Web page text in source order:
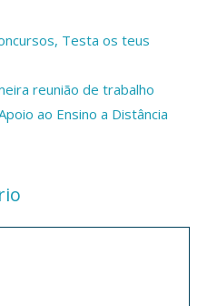
, Testa os teus
reunião de trabalho
ao Ensino a Distância